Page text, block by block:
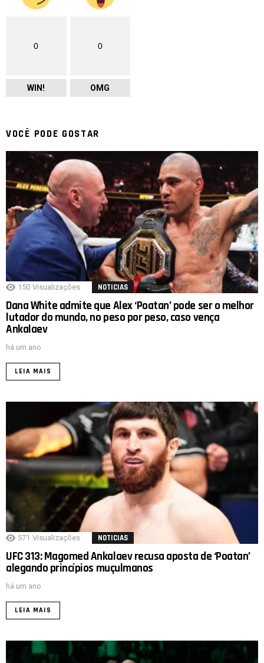
0
WIN!
0
OMG
VOCÊ PODE GOSTAR
150 Visualizações NOTICIAS
Dana White admite que Alex ‘Poatan’ pode ser o melhor
lutador do mundo, no peso por peso, caso vença
Ankalaev
há um ano
LEIA MAIS
571 Visualizações NOTICIAS
UFC 313: Magomed Ankalaev recusa aposta de ‘Poatan’
alegando princípios muçulmanos
há um ano
LEIA MAIS